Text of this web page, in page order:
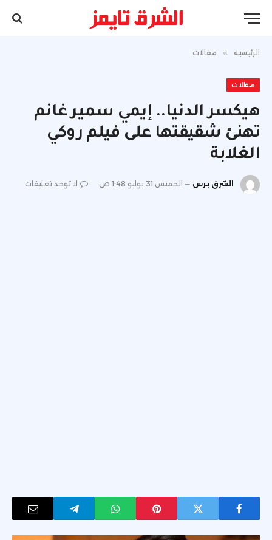
الرئيسية » مقالات
مقالات
هيكسر الدنيا.. إيمي سمير غانم
تهنئ شقيقتها على فيلم روكي
الغلابة
الشرق برس الخميس 31 يوليو 1:48 ص لا توجد تعليقات